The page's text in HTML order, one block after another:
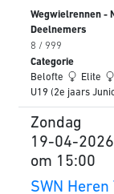
Wegwielrennen -
Deelnemers
8 / 999
Categorie
Belofte
Elite
U19 (2e jaars
Zondag
19-04-2026
om 15:00
SWN